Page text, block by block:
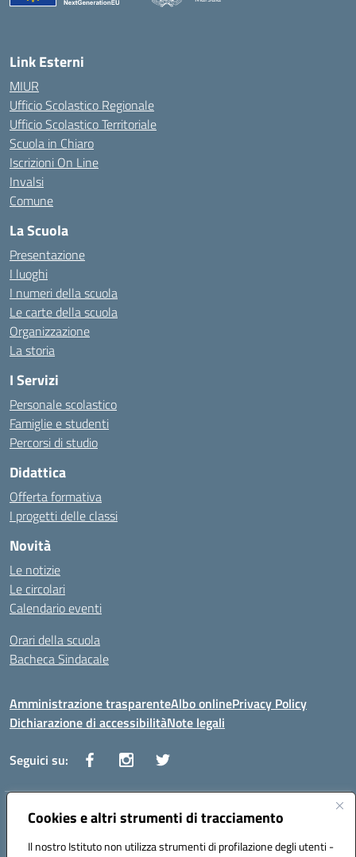
Cookies e altri strumenti di tracciamento
Il nostro Istituto non utilizza strumenti di profilazione degli utenti -
Link Esterni
MIUR
Ufficio Scolastico Regionale
Ufficio Scolastico Territoriale
Scuola in Chiaro
Iscrizioni On Line
Invalsi
Comune
La Scuola
Presentazione
I luoghi
I numeri della scuola
Le carte della scuola
Organizzazione
La storia
I Servizi
Personale scolastico
Famiglie e studenti
Percorsi di studio
Didattica
Offerta formativa
I progetti delle classi
Novità
Le notizie
Le circolari
Calendario eventi
Orari della scuola
Bacheca Sindacale
Amministrazione trasparenteAlbo onlinePrivacy Policy
Dichiarazione di accessibilitàNote legali
Seguici su:
Indirizzo:Via Vaccari n.5 e Via Falcone n.20 - 91025 Marsala
Posta elettronica certificata (PEC):tppm03000q@pec.istruzione.it